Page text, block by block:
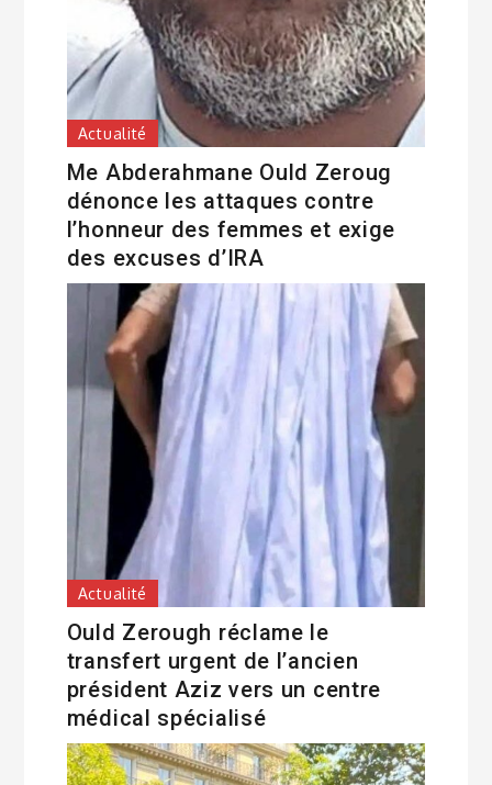
Actualité
Me Abderahmane Ould Zeroug
dénonce les attaques contre
l’honneur des femmes et exige
des excuses d’IRA
Actualité
Ould Zerough réclame le
transfert urgent de l’ancien
président Aziz vers un centre
médical spécialisé